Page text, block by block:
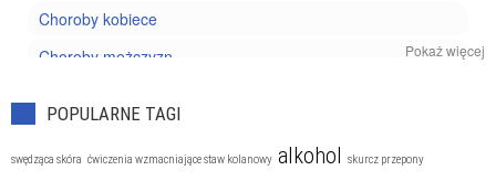
Choroby kobiece
Choroby mężczyzn
Choroby reumatyczne
Pokaż więcej
POPULARNE TAGI
swędząca skóra ćwiczenia wzmacniające staw kolanowy alkohol skurcz przepony